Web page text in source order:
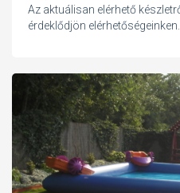
Az aktuálisan elérhető
érdeklődjön elérhetőségeinken.